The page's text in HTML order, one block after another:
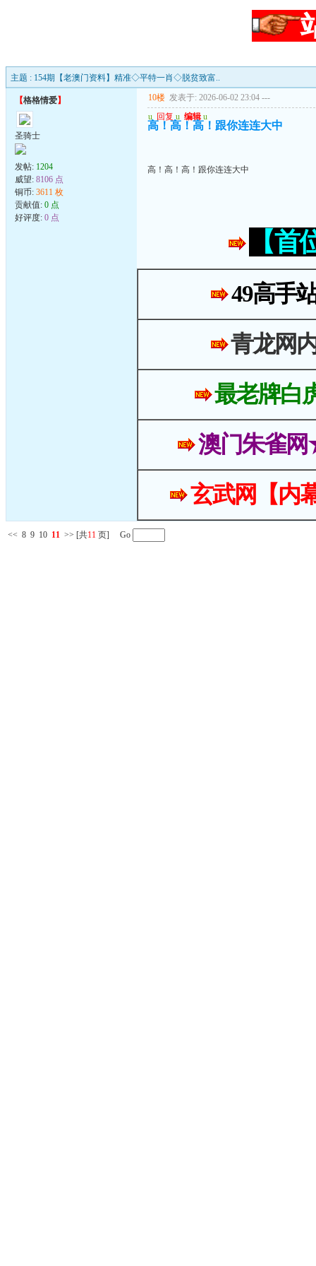
主题 : 154期【老澳门资料】精准◇平特一肖◇脱贫致富..
【格格情爱】
圣骑士
发帖: 1204
威望: 8106 点
铜币: 3611 枚
贡献值: 0 点
好评度: 0 点
10楼 发表于: 2026-06-02 23:04 ---
u 回复 u 编辑 u
高！高！高！跟你连连大中
高！高！高！跟你连连大中
【
49高手
青龙网
最老牌白
澳门朱雀
玄武网【内
<< 8 9 10 11 >> [共11 页] Go